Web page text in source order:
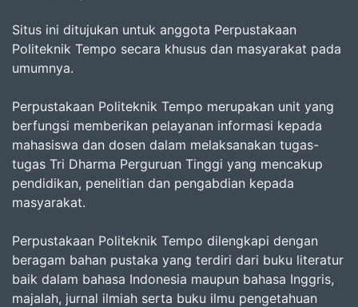
Situs ini ditujukan untuk anggota Perpustakaan
Politeknik Tempo secara khusus dan masyarakat pada
umumnya.
Perpustakaan Politeknik Tempo merupakan unit yang
berfungsi memberikan pelayanan informasi kepada
mahasiswa dan dosen dalam melaksanakan tugas-
tugas Tri Dharma Perguruan Tinggi yang mencakup
pendidikan, penelitian dan pengabdian kepada
masyarakat.
Perpustakaan Politeknik Tempo dilengkapi dengan
beragam bahan pustaka yang terdiri dari buku literatur
baik dalam bahasa Indonesia maupun bahasa Inggris,
majalah, jurnal ilmiah serta buku ilmu pengetahuan